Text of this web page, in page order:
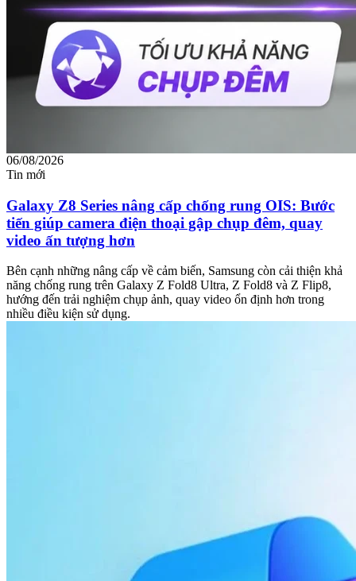
06/08/2026
Tin mới
Galaxy Z8 Series nâng cấp chống rung OIS: Bước
tiến giúp camera điện thoại gập chụp đêm, quay
video ấn tượng hơn
Bên cạnh những nâng cấp về cảm biến, Samsung còn cải thiện khả
năng chống rung trên Galaxy Z Fold8 Ultra, Z Fold8 và Z Flip8,
hướng đến trải nghiệm chụp ảnh, quay video ổn định hơn trong
nhiều điều kiện sử dụng.